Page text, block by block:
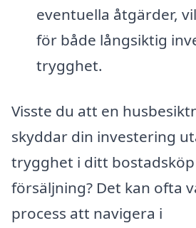
eventuella åtgärder,
för både långsiktig
trygghet.
Visste du att en
skyddar din investering
trygghet i ditt
försäljning? Det kan ofta
process att navigera i